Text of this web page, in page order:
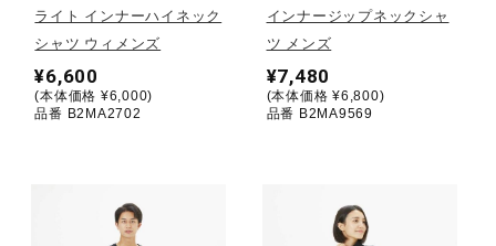
ウォーキングシューズ
インナー
ライト インナーハイネック
シャツ ウィメンズ
¥6,600
(本体価格 ¥6,000)
品番 B2MA2702
インナージップネックシャ
ツ メンズ
¥7,480
(本体価格 ¥6,800)
品番 B2MA9569